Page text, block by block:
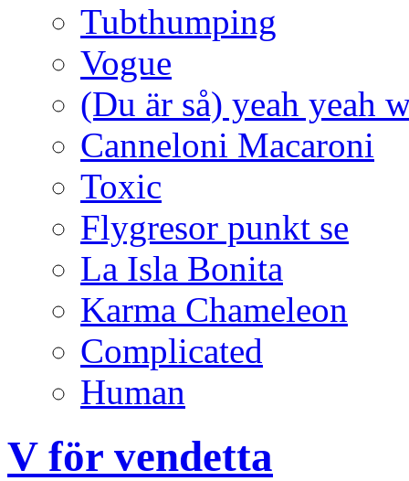
Tubthumping
Vogue
(Du är så) yeah yeah
Canneloni Macaroni
Toxic
Flygresor punkt se
La Isla Bonita
Karma Chameleon
Complicated
Human
V för vendetta